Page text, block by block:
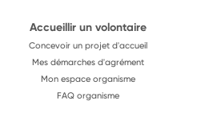
Accueillir un volontaire
Concevoir un projet d'accueil
Mes démarches d'agrément
Mon espace organisme
FAQ organisme